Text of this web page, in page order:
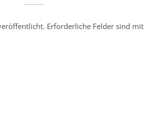
Erforderliche Felder sind mit